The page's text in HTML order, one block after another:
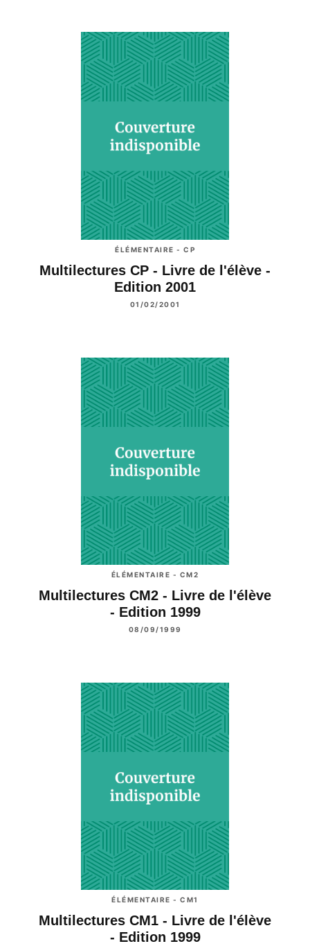
ÉLÉMENTAIRE - CP
Multilectures CP - Livre de l'élève -
Edition 2001
01/02/2001
ÉLÉMENTAIRE - CM2
Multilectures CM2 - Livre de l'élève
- Edition 1999
08/09/1999
ÉLÉMENTAIRE - CM1
Multilectures CM1 - Livre de l'élève
- Edition 1999